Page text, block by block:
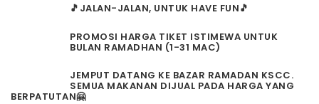
🎵JALAN-JALAN, UNTUK HAVE FUN🎵
PROMOSI HARGA TIKET ISTIMEWA UNTUK
BULAN RAMADHAN (1-31 MAC)
JEMPUT DATANG KE BAZAR RAMADAN KSCC.
SEMUA MAKANAN DIJUAL PADA HARGA YANG
BERPATUTAN🤗